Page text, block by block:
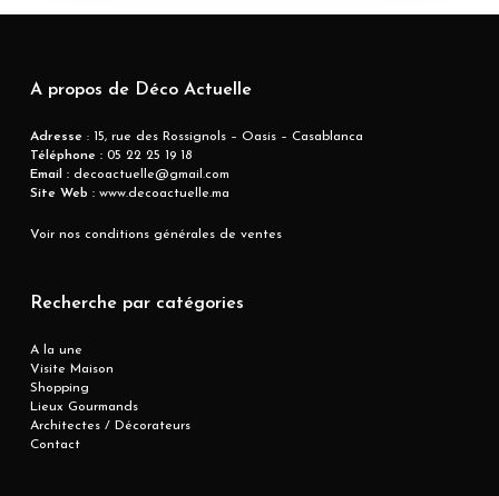
A propos de Déco Actuelle
Adresse : 15, rue des Rossignols – Oasis – Casablanca
Téléphone :05 22 25 19 18
Email :decoactuelle@gmail.com
Site Web :www.decoactuelle.ma
Voir nos conditions générales de ventes
Recherche par catégories
A la une
Visite Maison
Shopping
Lieux Gourmands
Architectes / Décorateurs
Contact